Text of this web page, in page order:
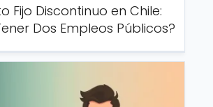
Fijo Discontinuo en Chile:
Dos Empleos Públicos?